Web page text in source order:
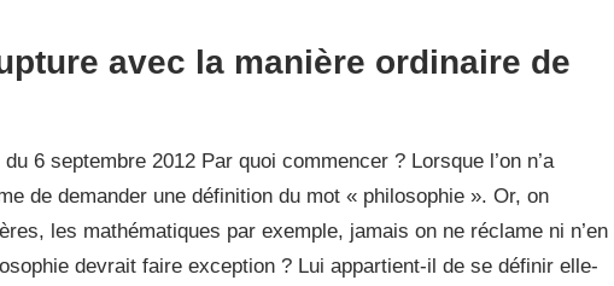
avec la manière ordinaire de
6 septembre 2012 Par quoi commencer ? Lorsque l’on n’a
de demander une définition du mot « philosophie ». Or, on
les mathématiques par exemple, jamais on ne réclame ni n’en
devrait faire exception ? Lui appartient-il de se définir elle-